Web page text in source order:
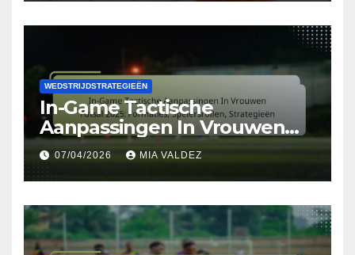
WEDSTRIJDSTRATEGIEËN
In-Game Tactische
Aanpassingen In Vrouwen
Futsal 2025: Formaties,
Spelersrollen, Strategieën
07/04/2026 MIA VALDEZ